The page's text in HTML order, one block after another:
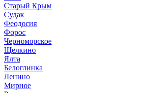
Старый Крым
Судак
Феодосия
Форос
Черноморское
Щелкино
Ялта
Белоглинка
Ленино
Мирное